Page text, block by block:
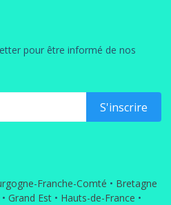
pour être informé de nos
Franche-Comté • Bretagne
• Grand Est • Hauts-de-France •